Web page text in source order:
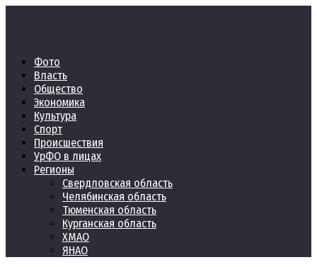
Фото
Власть
Общество
Экономика
Культура
Спорт
Происшествия
УрФО в лицах
Регионы
Свердловская область
Челябинская область
Тюменская область
Курганская область
ХМАО
ЯНАО